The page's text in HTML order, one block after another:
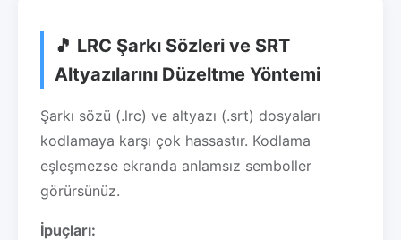
🎵 LRC Şarkı Sözleri ve SRT
Altyazılarını Düzeltme Yöntemi
Şarkı sözü (.lrc) ve altyazı (.srt) dosyaları
kodlamaya karşı çok hassastır. Kodlama
eşleşmezse ekranda anlamsız semboller
görürsünüz.
İpuçları: